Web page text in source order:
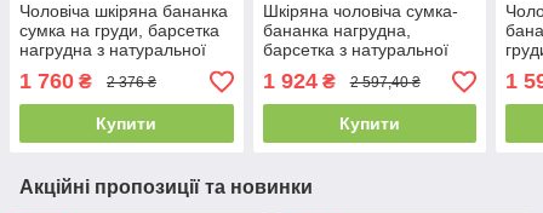
Чоловіча шкіряна бананка
сумка на груди, барсетка
нагрудна з натуральної
шкіри Темно-коричневий
1 760 ₴ 2 376 ₴
Купити
Шкіряна чоловіча сумка-
бананка нагрудна,
барсетка з натуральної
шкіри чорна на груди
1 924₴ 2 597,40 ₴
Купити
1
Акційні пропозиції та новинки